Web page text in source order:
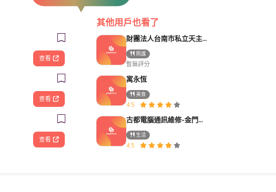
查看
查看
查看
其他用戶也看了
財團法人台南市私立天主教瑞復益智中心
照護
暫無評分
寓永恆
美食
4.5
古都電腦通訊維修-金門電腦筆電維修/安裝/重灌/資料救援/電腦零件推薦
生活
4.5